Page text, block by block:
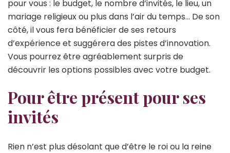
pour vous : le budget, le nombre d’invités, le lieu, un
mariage religieux ou plus dans l’air du temps… De son
côté, il vous fera bénéficier de ses retours
d’expérience et suggérera des pistes d’innovation.
Vous pourrez être agréablement surpris de
découvrir les options possibles avec votre budget.
Pour être présent pour ses
invités
Rien n’est plus désolant que d’être le roi ou la reine